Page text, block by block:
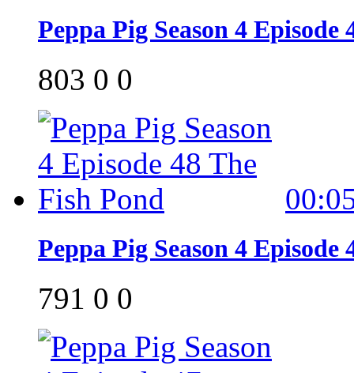
Peppa Pig Season 4
803 0 0
Peppa Pig Season 4 Episode
791 0 0